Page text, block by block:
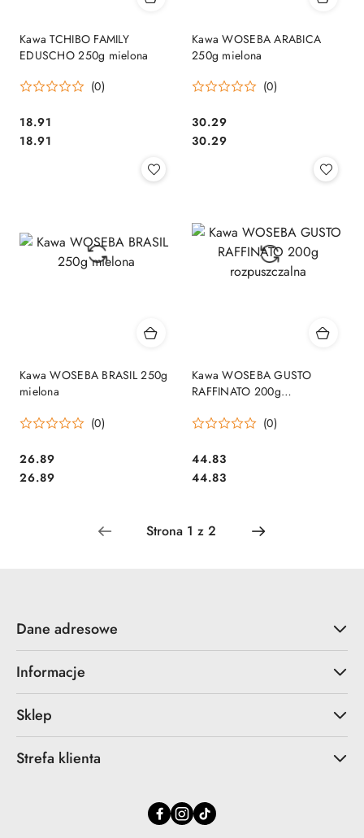
Kawa TCHIBO FAMILY
EDUSCHO 250g mielona
(0)
Cena:
18.91
Cena:
18.91
Kawa WOSEBA ARABICA
250g mielona
(0)
Cena:
30.29
Cena:
30.29
Kawa WOSEBA BRASIL 250g
mielona
(0)
Cena:
26.89
Cena:
26.89
Kawa WOSEBA GUSTO
RAFFINATO 200g
(0)
Cena:
44.83
Cena:
44.83
Dane adresowe
Informacje
Sklep
Strefa klienta